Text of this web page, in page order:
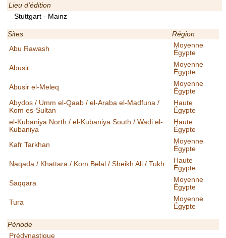
Lieu d’édition
Stuttgart - Mainz
Sites
Région
Abu Rawash
Moyenne
Égypte
Abusir
Moyenne
Égypte
Abusir el-Meleq
Moyenne
Égypte
Abydos / Umm el-Qaab / el-Araba el-Madfuna /
Kom es-Sultan
Haute
Égypte
el-Kubaniya North / el-Kubaniya South / Wadi el-
Kubaniya
Haute
Égypte
Kafr Tarkhan
Moyenne
Égypte
Naqada / Khattara / Kom Belal / Sheikh Ali / Tukh
Haute
Égypte
Saqqara
Moyenne
Égypte
Tura
Moyenne
Égypte
Période
Prédynastique